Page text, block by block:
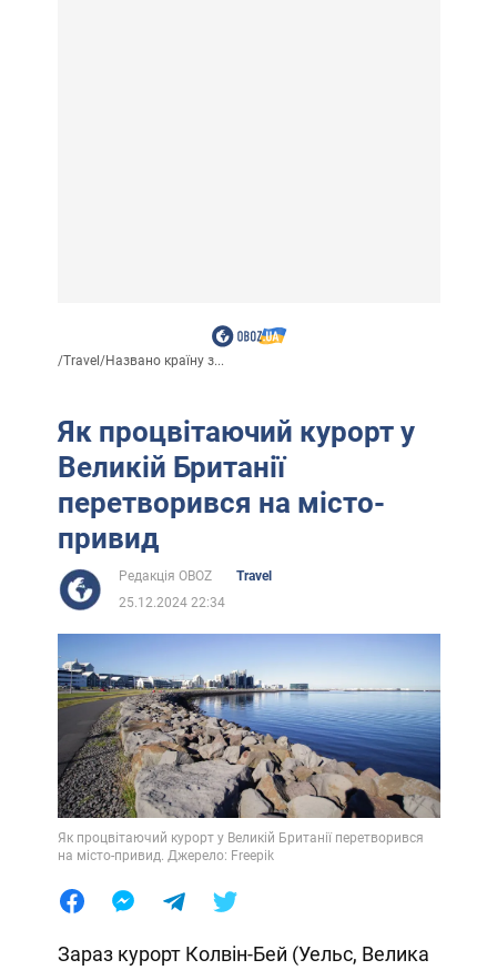
/Travel/Названо країну з...
Як процвітаючий курорт у
Великій Британії
перетворився на місто-
привид
Редакція OBOZ
Travel
25.12.2024 22:34
Як процвітаючий курорт у Великій Британії перетворився
на місто-привид. Джерело: Freepik
Зараз курорт Колвін-Бей (Уельс, Велика